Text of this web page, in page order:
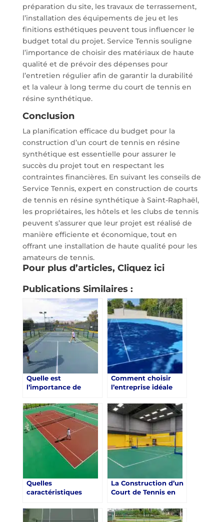
préparation du site, les travaux de terrassement,
l’installation des équipements de jeu et les
finitions esthétiques peuvent tous influencer le
budget total du projet. Service Tennis souligne
l’importance de choisir des matériaux de haute
qualité et de prévoir des dépenses pour
l’entretien régulier afin de garantir la durabilité
et la valeur à long terme du court de tennis en
résine synthétique.
Conclusion
La planification efficace du budget pour la
construction d’un court de tennis en résine
synthétique est essentielle pour assurer le
succès du projet tout en respectant les
contraintes financières. En suivant les conseils de
Service Tennis, expert en construction de courts
de tennis en résine synthétique à Saint-Raphaël,
les propriétaires, les hôtels et les clubs de tennis
peuvent s’assurer que leur projet est réalisé de
manière efficiente et économique, tout en
offrant une installation de haute qualité pour les
amateurs de tennis.
Pour plus d’articles, Cliquez ici
Publications Similaires :
Quelle est
l’importance de
d’un court de tennis
en résine synthétique
à Saint-Raphaël ?
Comment choisir
l’entreprise idéale
d’un court de tennis
en résine synthétique
à Saint-Raphaël ?
Quelles
caractéristiques
sélection des
matériaux pour la
La Construction d’un
Court de Tennis en
Saint-Raphaël